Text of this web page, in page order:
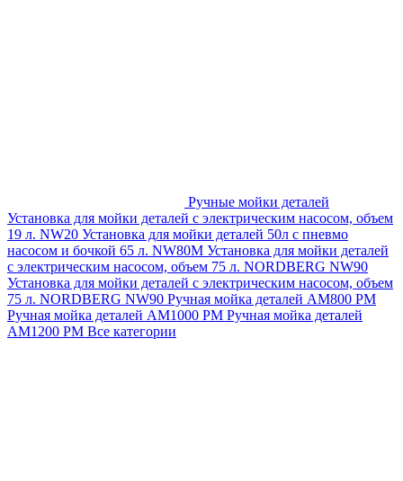
Ручные мойки деталей
Установка для мойки деталей с электрическим насосом, объем
19 л. NW20 Установка для мойки деталей 50л с пневмо
насосом и бочкой 65 л. NW80M Установка для мойки деталей
с электрическим насосом, объем 75 л. NORDBERG NW90
Установка для мойки деталей с электрическим насосом, объем
75 л. NORDBERG NW90 Ручная мойка деталей АМ800 РМ
Ручная мойка деталей АМ1000 РМ Ручная мойка деталей
АМ1200 РМ Все категории